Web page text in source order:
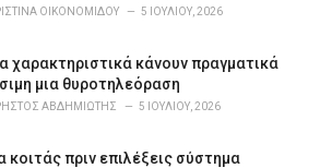
ΟΙΚΟΝΟΜΊΔΟΥ 5 ΙΟΥΛΊΟΥ, 2026
χαρακτηριστικά κάνουν πραγματικά
μια θυροτηλεόραση
ΑΒΔΗΜΙΏΤΗΣ 5 ΙΟΥΛΊΟΥ, 2026
κοιτάς πριν επιλέξεις σύστημα